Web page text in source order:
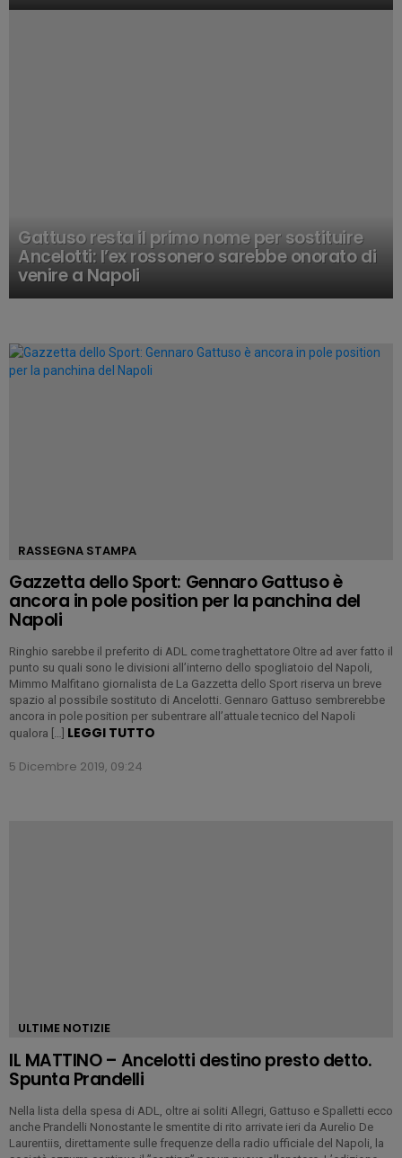
Gattuso resta il primo nome per sostituire
Ancelotti: l’ex rossonero sarebbe onorato di
venire a Napoli
RASSEGNA STAMPA
Gazzetta dello Sport: Gennaro Gattuso è
ancora in pole position per la panchina del
Napoli
Ringhio sarebbe il preferito di ADL come traghettatore Oltre ad aver fatto il
punto su quali sono le divisioni all’interno dello spogliatoio del Napoli,
Mimmo Malfitano giornalista de La Gazzetta dello Sport riserva un breve
spazio al possibile sostituto di Ancelotti. Gennaro Gattuso sembrerebbe
ancora in pole position per subentrare all’attuale tecnico del Napoli
qualora […] LEGGI TUTTO
5 Dicembre 2019, 09:24
ULTIME NOTIZIE
IL MATTINO – Ancelotti destino presto detto.
Spunta Prandelli
Nella lista della spesa di ADL, oltre ai soliti Allegri, Gattuso e Spalletti ecco
anche Prandelli Nonostante le smentite di rito arrivate ieri da Aurelio De
Laurentiis, direttamente sulle frequenze della radio ufficiale del Napoli, la